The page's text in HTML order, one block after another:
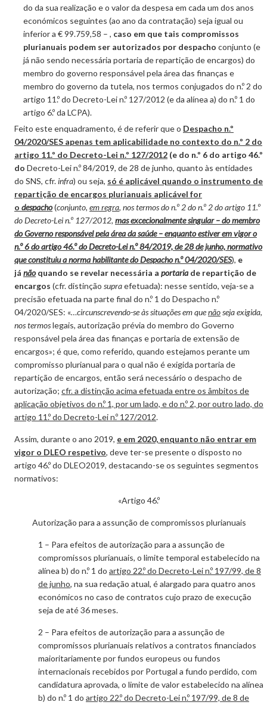
do da sua realização e o valor da despesa em cada um dos anos
económicos seguintes (ao ano da contratação) seja igual ou
inferior a € 99.759,58 – , caso em que tais compromissos
plurianuais podem ser autorizados por despacho conjunto (e
já não sendo necessária portaria de repartição de encargos) do
membro do governo responsável pela área das finanças e
membro do governo da tutela, nos termos conjugados do n.º 2 do
artigo 11.º do Decreto-Lei n.º 127/2012 (e da alínea a) do n.º 1 do
artigo 6.º da LCPA).
Feito este enquadramento, é de referir que o Despacho n.º
04/2020/SES apenas tem aplicabilidade no contexto do n.º 2 do
artigo 11.º do Decreto-Lei n.º 127/2012 (e do n.º 6 do artigo 46.º
do Decreto-Lei n.º 84/2019, de 28 de junho, quanto às entidades
do SNS, cfr.infra) ou seja, só é aplicável quando o instrumento de
repartição de encargos plurianuais aplicável for
o despacho(conjunto, em regra, nos termos do n.º 2 do n.º 2 do artigo 11.º
do Decreto-Lei n.º 127/2012, mas excecionalmente singular – do membro
do Governo responsável pela área da saúde – enquanto estiver em vigor o
n.º 6 do artigo 46.º do Decreto-Lei n.º 84/2019, de 28 de junho, normativo
que constituiu a norma habilitante do Despacho n.º 04/2020/SES), e
já não quando se revelar necessária a portaria de repartição de
encargos (cfr. distinção supraefetuada): nesse sentido, veja-se a
precisão efetuada na parte final do n.º 1 do Despacho n.º
04/2020/SES: «…circunscrevendo-se às situações em quenãoseja exigida,
nos termoslegais, autorização prévia do membro do Governo
responsável pela área das finanças e portaria de extensão de
encargos»; é que, como referido, quando estejamos perante um
compromisso plurianual para o qual não é exigida portaria de
repartição de encargos, então será necessário o despacho de
autorização; cfr. a distinção acima efetuada entre os âmbitos de
aplicação objetivos do n.º 1, por um lado, e do n.º 2, por outro lado, do
artigo 11.º do Decreto-Lei n.º 127/2012.
Assim, durante o ano 2019, e em 2020, enquanto não entrar em
vigor o DLEO respetivo, deve ter-se presente o disposto no
artigo 46.º do DLEO2019, destacando-se os seguintes segmentos
normativos:
«Artigo 46.º
Autorização para a assunção de compromissos plurianuais
1 – Para efeitos de autorização para a assunção de
compromissos plurianuais, o limite temporal estabelecido na
alínea b) do n.º 1 do artigo 22.º do Decreto-Lei n.º 197/99, de 8
de junho, na sua redação atual, é alargado para quatro anos
económicos no caso de contratos cujo prazo de execução
seja de até 36 meses.
2 – Para efeitos de autorização para a assunção de
compromissos plurianuais relativos a contratos financiados
maioritariamente por fundos europeus ou fundos
internacionais recebidos por Portugal a fundo perdido, com
candidatura aprovada, o limite de valor estabelecido na alínea
b) do n.º 1 do artigo 22.º do Decreto-Lei n.º 197/99, de 8 de